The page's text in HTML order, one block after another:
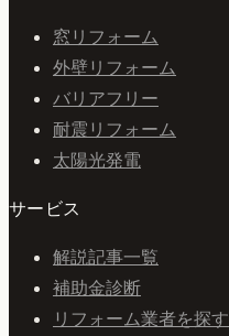
窓リフォーム
外壁リフォーム
バリアフリー
耐震リフォーム
太陽光発電
サービス
解説記事一覧
補助金診断
リフォーム業者を探す